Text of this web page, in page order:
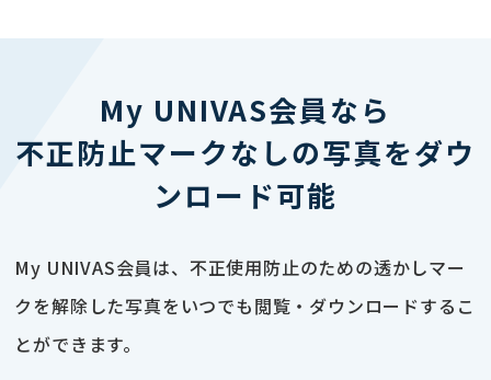
My UNIVAS会員なら
不正防止マークなしの写真をダウ
ンロード可能
My UNIVAS会員は、不正使用防止のための透かしマー
クを解除した写真をいつでも閲覧・ダウンロードするこ
とができます。